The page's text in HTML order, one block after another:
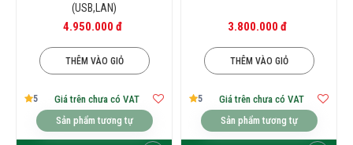
(USB,LAN)
4.950.000 đ
THÊM VÀO GIỎ
5
Giá trên chưa có VAT
Sản phẩm tương tự
3.800.000 đ
THÊM VÀO GIỎ
5
Giá trên chưa có VAT
Sản phẩm tương tự